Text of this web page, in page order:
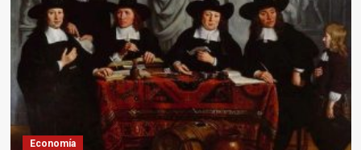
muerte
de
César
Vallejo
en
Economía